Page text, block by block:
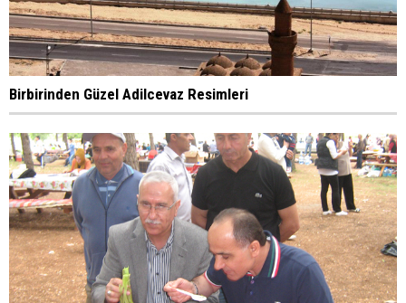
Birbirinden Güzel Adilcevaz Resimleri